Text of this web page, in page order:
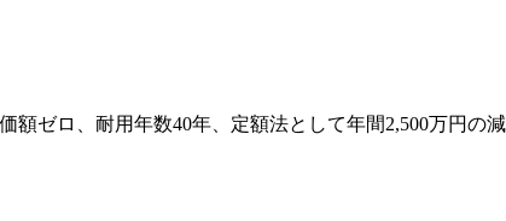
ゼロ、耐用年数40年、定額法として年間2,500万円の